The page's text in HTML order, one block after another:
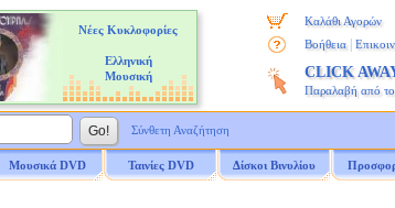
Νέες Κυκλοφορίες
Ελληνική
Μουσική
Καλάθι Αγορών
Βοήθεια
CLICK
Παραλαβή από
Σύνθετη Αναζήτηση
Μουσικά DVD Ταινίες DVD Δίσκοι Βινυλίου